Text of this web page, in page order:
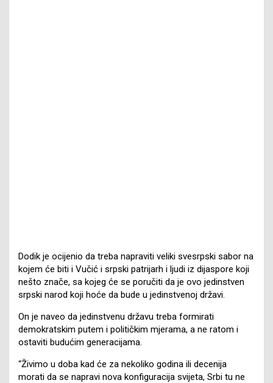
Dodik je ocijenio da treba napraviti veliki svesrpski sabor na
kojem će biti i Vučić i srpski patrijarh i ljudi iz dijaspore koji
nešto znače, sa kojeg će se poručiti da je ovo jedinstven
srpski narod koji hoće da bude u jedinstvenoj državi.
On je naveo da jedinstvenu državu treba formirati
demokratskim putem i političkim mjerama, a ne ratom i
ostaviti budućim generacijama.
“Živimo u doba kad će za nekoliko godina ili decenija
morati da se napravi nova konfiguracija svijeta, Srbi tu ne